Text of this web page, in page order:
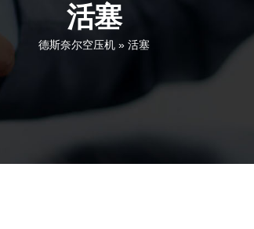
活塞
德斯奈尔空压机 » 活塞